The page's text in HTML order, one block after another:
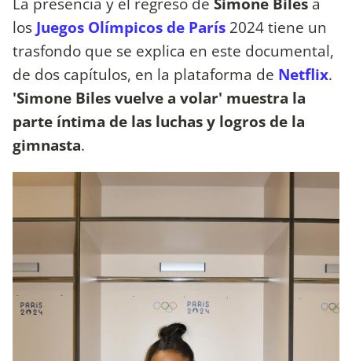
los Juegos Olímpicos de París 2024 tiene un
trasfondo que se explica en este documental,
de dos capítulos, en la plataforma de Netflix.
'Simone Biles vuelve a volar' muestra la
parte íntima de las luchas y logros de la
gimnasta.